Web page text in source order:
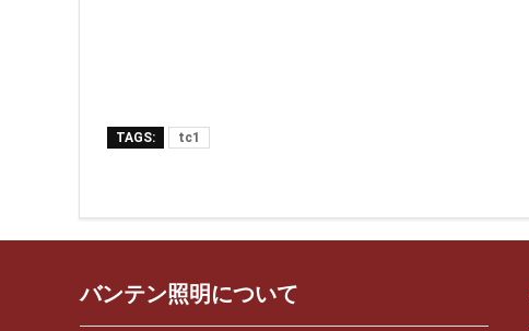
TAGS: tc1
バンテン照明について